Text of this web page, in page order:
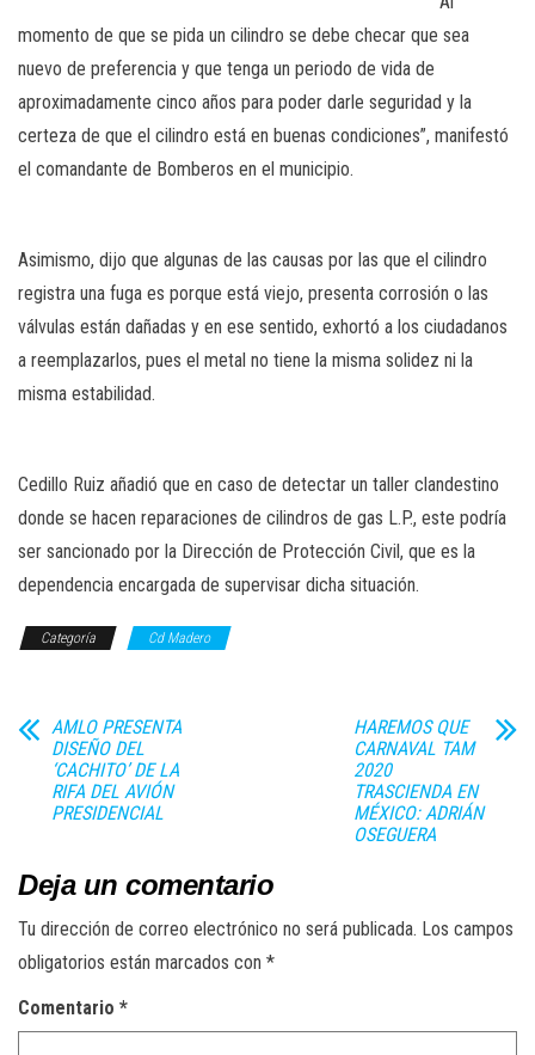
momento de que se pida un cilindro se debe checar que sea
nuevo de preferencia y que tenga un periodo de vida de
aproximadamente cinco años para poder darle seguridad y la
certeza de que el cilindro está en buenas condiciones”, manifestó
el comandante de Bomberos en el municipio.
Asimismo, dijo que algunas de las causas por las que el cilindro
registra una fuga es porque está viejo, presenta corrosión o las
válvulas están dañadas y en ese sentido, exhortó a los ciudadanos
a reemplazarlos, pues el metal no tiene la misma solidez ni la
misma estabilidad.
Cedillo Ruiz añadió que en caso de detectar un taller clandestino
donde se hacen reparaciones de cilindros de gas L.P., este podría
ser sancionado por la Dirección de Protección Civil, que es la
dependencia encargada de supervisar dicha situación.
Categoría Cd Madero
AMLO PRESENTA
DISEÑO DEL
‘CACHITO’ DE LA
RIFA DEL AVIÓN
PRESIDENCIAL
HAREMOS QUE
CARNAVAL TAM
2020
TRASCIENDA EN
MÉXICO: ADRIÁN
OSEGUERA
Deja un comentario
Tu dirección de correo electrónico no será publicada. Los campos
obligatorios están marcados con *
Comentario *